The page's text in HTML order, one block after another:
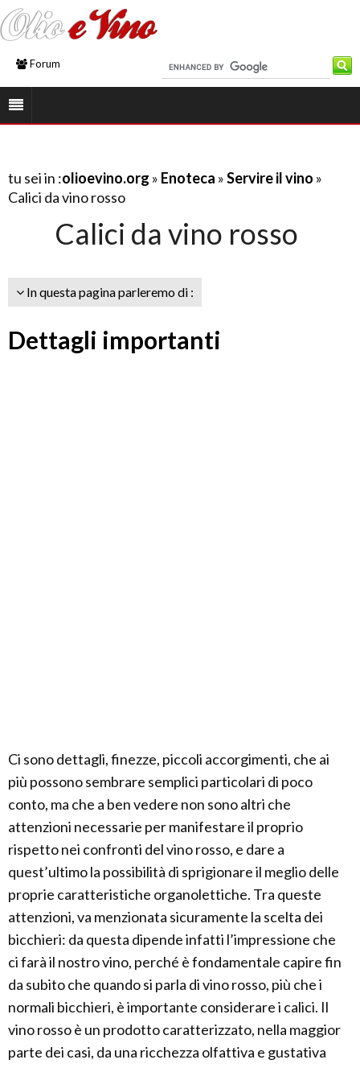
Forum
tu sei in :olioevino.org » Enoteca »Servire il vino »
Calici da vino rosso
Calici da vino rosso
In questa pagina parleremo di :
Dettagli importanti
Ci sono dettagli, finezze, piccoli accorgimenti, che ai
più possono sembrare semplici particolari di poco
conto, ma che a ben vedere non sono altri che
attenzioni necessarie per manifestare il proprio
rispetto nei confronti del vino rosso, e dare a
quest’ultimo la possibilità di sprigionare il meglio delle
proprie caratteristiche organolettiche. Tra queste
attenzioni, va menzionata sicuramente la scelta dei
bicchieri: da questa dipende infatti l’impressione che
ci farà il nostro vino, perché è fondamentale capire fin
da subito che quando si parla di vino rosso, più che i
normali bicchieri, è importante considerare i calici. Il
vino rosso è un prodotto caratterizzato, nella maggior
parte dei casi, da una ricchezza olfattiva e gustativa